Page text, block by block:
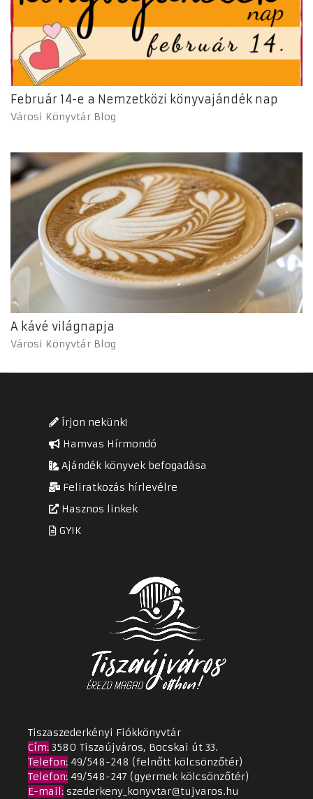
Február 14-e a Nemzetközi könyvajándék nap
Városi Könyvtár Blog
A kávé világnapja
Városi Könyvtár Blog
Írjon nekünk!
Hamvas Hírmondó
Ajándék könyvek befogadása
Feliratkozás hírlevélre
Hasznos linkek
GYIK
Tiszaszederkényi Fiókkönyvtár
Cím: 3580 Tiszaújváros, Bocskai út 33.
Telefon: 49/548-248 (felnőtt kölcsönzőtér)
Telefon: 49/548-247 (gyermek kölcsönzőtér)
E-mail: szederkeny_konyvtar@tujvaros.hu